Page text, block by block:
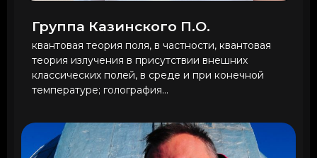
Группа Казинского П.О.
квантовая теория поля, в частности, квантовая
теория излучения в присутствии внешних
классических полей, в среде и при конечной
температуре; голография...